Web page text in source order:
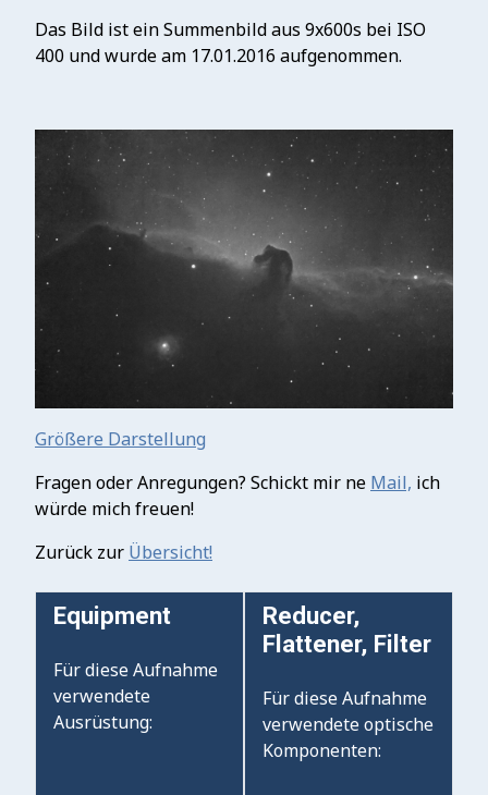
Das Bild ist ein Summenbild aus 9x600s bei ISO
400 und wurde am 17.01.2016 aufgenommen.
Größere Darstellung
Fragen oder Anregungen? Schickt mir ne Mail, ich
würde mich freuen!
Zurück zur Übersicht!
Equipment
Für diese Aufnahme
verwendete
Ausrüstung:
Reducer,
Flattener, Filter
Für diese Aufnahme
verwendete optische
Komponenten: